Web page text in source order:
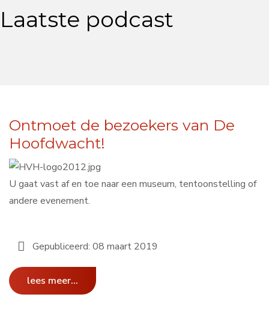
Laatste podcast
Ontmoet de bezoekers van De
Hoofdwacht!
U gaat vast af en toe naar een museum, tentoonstelling of
andere evenement.
Gepubliceerd: 08 maart 2019
lees meer...